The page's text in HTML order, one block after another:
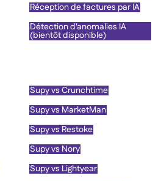
Réception de factures par IA
Détection d'anomalies IA
(bientôt disponible)
Supy vs Crunchtime
Supy vs MarketMan
Supy vs Restoke
Supy vs Nory
Supy vs Lightyear